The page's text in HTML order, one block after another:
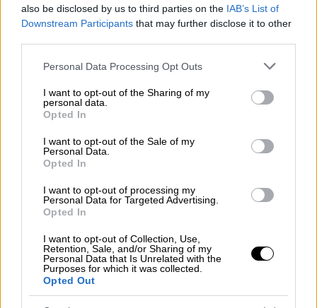
also be disclosed by us to third parties on the IAB’s List of
Downstream Participants that may further disclose it to other
Please note that this website/app uses one or more Google
not limited to your visit or usage behaviour. You may click to
grant or deny consent to Google and its third-party tags to
use your data for below specified purposes in below Google
consent section.
Personal Data Processing Opt Outs
I want to opt-out of the Sharing of my
personal data.
Opted In
I want to opt-out of the Sale of my
Personal Data.
Opted In
I want to opt-out of processing my
Personal Data for Targeted Advertising.
Opted In
I want to opt-out of Collection, Use,
Retention, Sale, and/or Sharing of my
Personal Data that Is Unrelated with the
Purposes for which it was collected.
Opted Out
Ελλάδα|08.05.2026 15:35
«Ντρέπομαι για αυτό που έκανα»: Στη
φυλακή ο 25χρονος που επιτέθηκε
στον 17χρονο με αυτισμό στη Νέα
Φιλαδέλφεια
Με σύμφωνη γνώμη ανακρίτριας και
εισαγγελέα
αποφασίστηκε να αφεθούν
ελεύθεροι υπό τους όρους της απαγόρευσης
εξόδου από τη χώρα και της υποχρεωτικής
εμφάνισης σε αστυνομικό τμήμα.
Η υπόθεση
Υπενθυμίζεται ότι οι δύο κατηγορούμενοι